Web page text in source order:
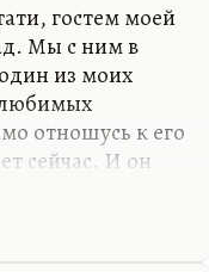
гостем моей
Мы с ним в
из моих
отношусь к его
сейчас. И он
нему относится,
для